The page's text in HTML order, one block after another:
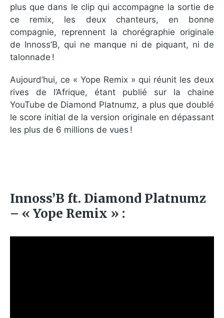
plus que dans le clip qui accompagne la sortie de
ce remix, les deux chanteurs, en bonne
compagnie, reprennent la chorégraphie originale
de Innoss’B, qui ne manque ni de piquant, ni de
talonnade !
Aujourd’hui, ce « Yope Remix » qui réunit les deux
rives de l’Afrique, étant publié sur la chaine
YouTube de Diamond Platnumz, a plus que doublé
le score initial de la version originale en dépassant
les plus de 6 millions de vues !
Innoss’B ft. Diamond Platnumz
– « Yope Remix » :